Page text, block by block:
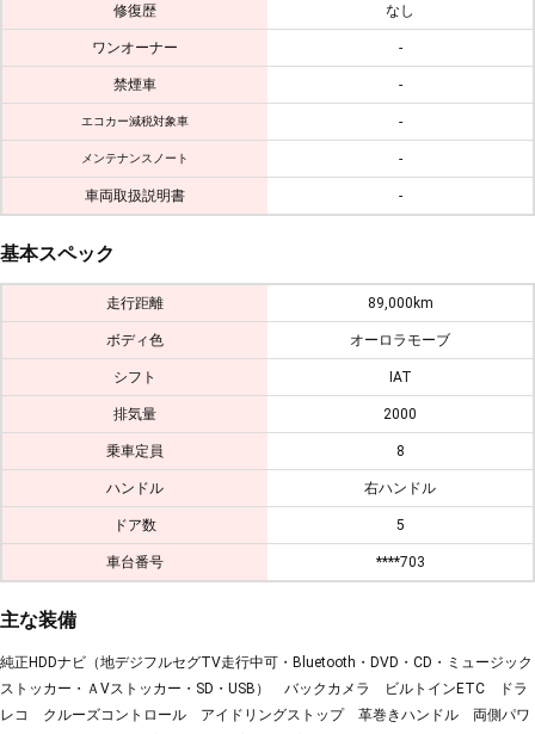
修復歴 なし
ワンオーナー -
禁煙車 -
エコカー減税対象車 -
メンテナンスノート -
車両取扱説明書 -
基本スペック
走行距離 89,000km
ボディ色 オーロラモーブ
シフト IAT
排気量 2000
乗車定員 8
ハンドル 右ハンドル
ドア数 5
車台番号 ****703
主な装備
純正HDDナビ（地デジフルセグTV走行中可・Bluetooth・DVD・CD・ミュージック
ストッカー・ＡVストッカー・SD・USB） バックカメラ ビルトインETC ドラ
レコ クルーズコントロール アイドリングストップ 革巻きハンドル 両側パワ